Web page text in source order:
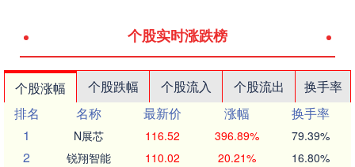
个股实时涨跌榜
个股涨幅 个股跌幅 个股流入 个股流出
换手率
排名
名称 最新价 涨幅
换手率
1
N展芯 116.52 396.89% 79.39%
2 锐翔智能 110.02 20.21% 16.80%